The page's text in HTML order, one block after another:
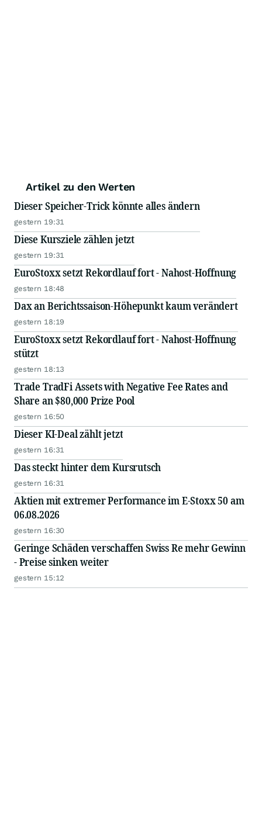
Artikel zu den Werten
Dieser Speicher-Trick könnte alles ändern
gestern 19:31
Diese Kursziele zählen jetzt
gestern 19:31
EuroStoxx setzt Rekordlauf fort - Nahost-Hoffnung
gestern 18:48
Dax an Berichtssaison-Höhepunkt kaum verändert
gestern 18:19
EuroStoxx setzt Rekordlauf fort - Nahost-Hoffnung
stützt
gestern 18:13
Trade TradFi Assets with Negative Fee Rates and
Share an $80,000 Prize Pool
gestern 16:50
Dieser KI-Deal zählt jetzt
gestern 16:31
Das steckt hinter dem Kursrutsch
gestern 16:31
Aktien mit extremer Performance im E-Stoxx 50 am
06.08.2026
gestern 16:30
Geringe Schäden verschaffen Swiss Re mehr Gewinn
- Preise sinken weiter
gestern 15:12